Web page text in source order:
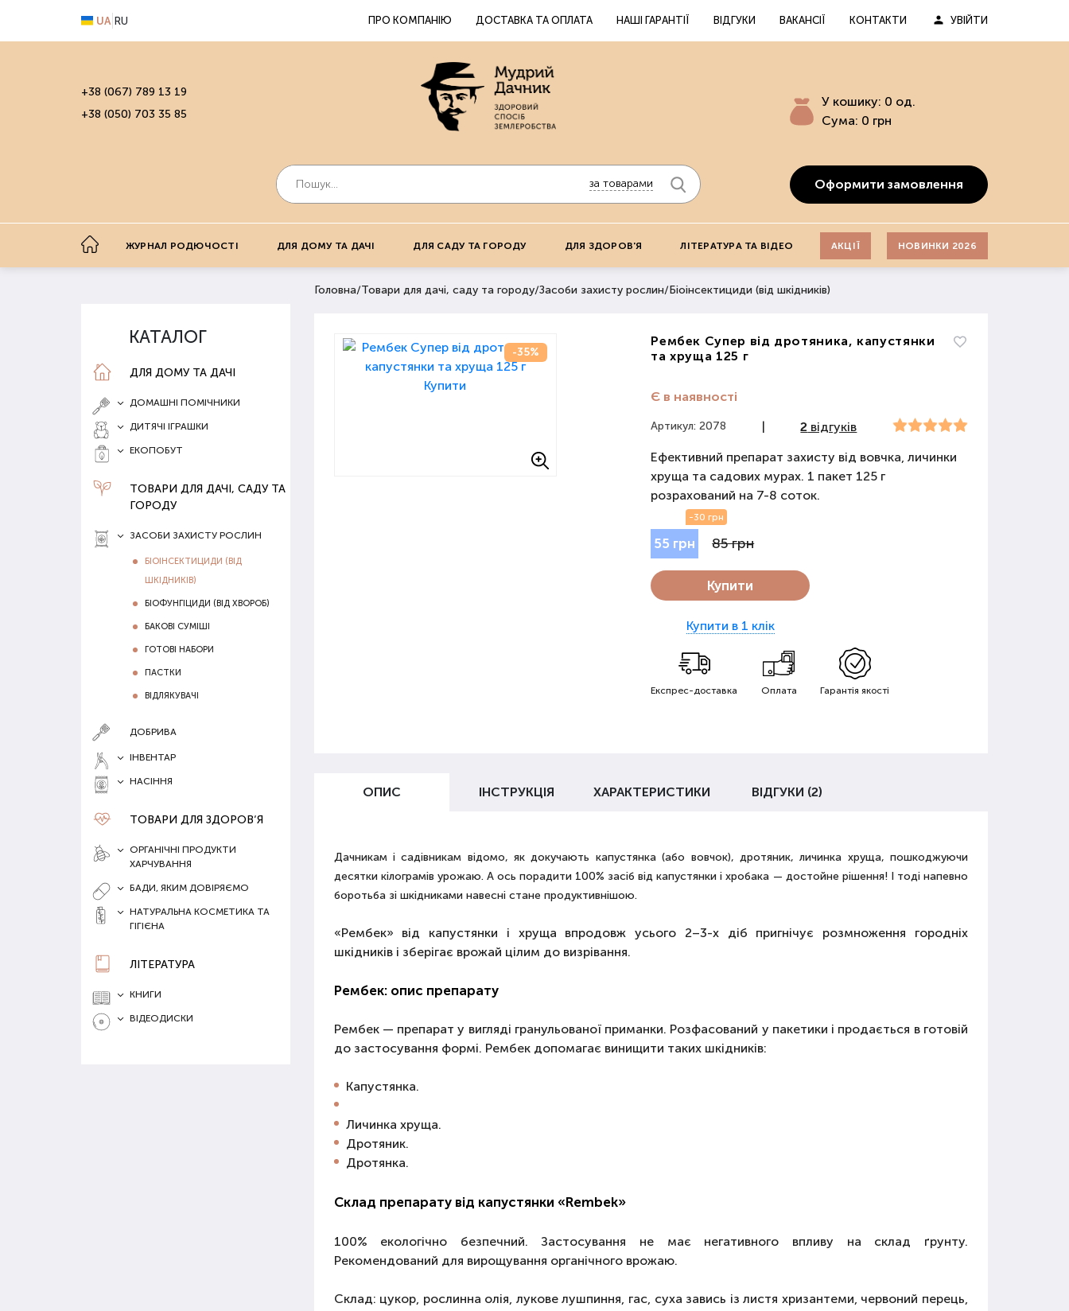
UA RU ПРО КОМПАНІЮ ДОСТАВКА ТА ОПЛАТА НАШІ ГАРАНТІЇ ВІДГУКИ ВАКАНСІЇ КОНТАКТИ УВІЙТИ
+38 (067) 789 13 19
+38 (050) 703 35 85
за товарами
У кошику: 0 од.
Сума: 0 грн
Оформити замовлення
ЖУРНАЛ РОДЮЧОСТІ ДЛЯ ДОМУ ТА ДАЧІ ДЛЯ САДУ ТА ГОРОДУ ДЛЯ ЗДОРОВ'Я ЛІТЕРАТУРА ТА ВІДЕО АКЦІЇ НОВИНКИ 2026
КАТАЛОГ
ДЛЯ ДОМУ ТА ДАЧІ
ДОМАШНІ ПОМІЧНИКИ
ДИТЯЧІ ІГРАШКИ
ЕКОПОБУТ
ТОВАРИ ДЛЯ ДАЧІ, САДУ ТА
ГОРОДУ
ЗАСОБИ ЗАХИСТУ РОСЛИН
БІОІНСЕКТИЦИДИ (ВІД
ШКІДНИКІВ)
БІОФУНГІЦИДИ (ВІД ХВОРОБ)
БАКОВІ СУМІШІ
ГОТОВІ НАБОРИ
ПАСТКИ
ВІДЛЯКУВАЧІ
ДОБРИВА
ІНВЕНТАР
НАСІННЯ
ТОВАРИ ДЛЯ ЗДОРОВ‘Я
ОРГАНІЧНІ ПРОДУКТИ
ХАРЧУВАННЯ
БАДИ, ЯКИМ ДОВІРЯЄМО
НАТУРАЛЬНА КОСМЕТИКА ТА
ГІГІЄНА
ЛІТЕРАТУРА
КНИГИ
ВІДЕОДИСКИ
Головна/Товари для дачі, саду та городу/Засоби захисту рослин/Біоінсектициди (від шкідників)
-35%
Рембек Супер від дротяника, капустянки
та хруща 125 г
Є в наявності
Артикул: 2078 | 2 відгуків
Ефективний препарат захисту від вовчка, личинки
хруща та садових мурах. 1 пакет 125 г
розрахований на 7-8 соток.
55 грн
-30 грн
85 грн
Купити
Купити в 1 клік
Експрес-доставка Оплата Гарантія якості
ОПИС ІНСТРУКЦІЯ ХАРАКТЕРИСТИКИ ВІДГУКИ (2)
Дачникам і садівникам відомо, як докучають капустянка (або вовчок), дротяник, личинка хруща, пошкоджуючи
десятки кілограмів урожаю. А ось порадити 100 % засіб від капустянки і хробака — достойне рішення! І тоді напевно
боротьба зі шкідниками навесні стане продуктивнішою.
«Рембек» від капустянки і хруща впродовж усього 2–3-х діб пригнічує розмноження городніх
шкідників і зберігає врожай цілим до визрівання.
Рембек: опис препарату
Рембек — препарат у вигляді гранульованої приманки. Розфасований у пакетики і продається в готовій
до застосування формі. Рембек допомагає винищити таких шкідників:
Капустянка.
Личинка хруща.
Дротяник.
Дротянка.
Склад препарату від капустянки «Rembek»
100 % екологічно безпечний. Застосування не має негативного впливу на склад ґрунту.
Рекомендований для вирощування органічного врожаю.
Склад: цукор, рослинна олія, лукове лушпиння, гас, суха завись із листя хризантеми, червоний перець,